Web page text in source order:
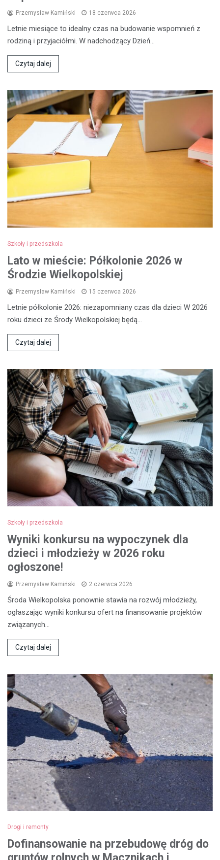
Przemysław Kamiński 18 czerwca 2026
Letnie miesiące to idealny czas na budowanie wspomnień z
rodziną i przyjaciółmi. W nadchodzący Dzień…
Czytaj dalej
Szkoły i przedszkola
Lato w mieście: Półkolonie 2026 w
Środzie Wielkopolskiej
Przemysław Kamiński 15 czerwca 2026
Letnie półkolonie 2026: niezapomniany czas dla dzieci W 2026
roku dzieci ze Środy Wielkopolskiej będą…
Czytaj dalej
Szkoły i przedszkola
Wyniki konkursu na wypoczynek dla
dzieci i młodzieży w 2026 roku
ogłoszone!
Przemysław Kamiński 2 czerwca 2026
Środa Wielkopolska ponownie stawia na rozwój młodzieży,
ogłaszając wyniki konkursu ofert na finansowanie projektów
związanych…
Czytaj dalej
Drogi i remonty
Dofinansowanie na przebudowę dróg do